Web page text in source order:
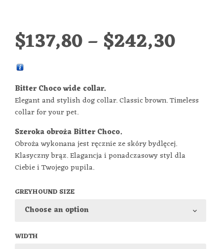
$137,80–$242,30
Bitter Choco wide collar.
Elegant and stylish dog collar. Classic brown. Timeless
collar for your pet.
Szeroka obroża Bitter Choco.
Obroża wykonana jest ręcznie ze skóry bydlęcej.
Klasyczny brąz. Elagancja i ponadczasowy styl dla
Ciebie i Twojego pupila.
GREYHOUND SIZE
WIDTH